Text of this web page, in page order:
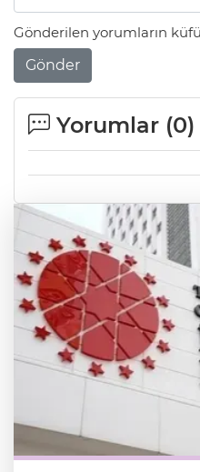
Gönderilen yorumların
Gönder
Yorumlar (0)